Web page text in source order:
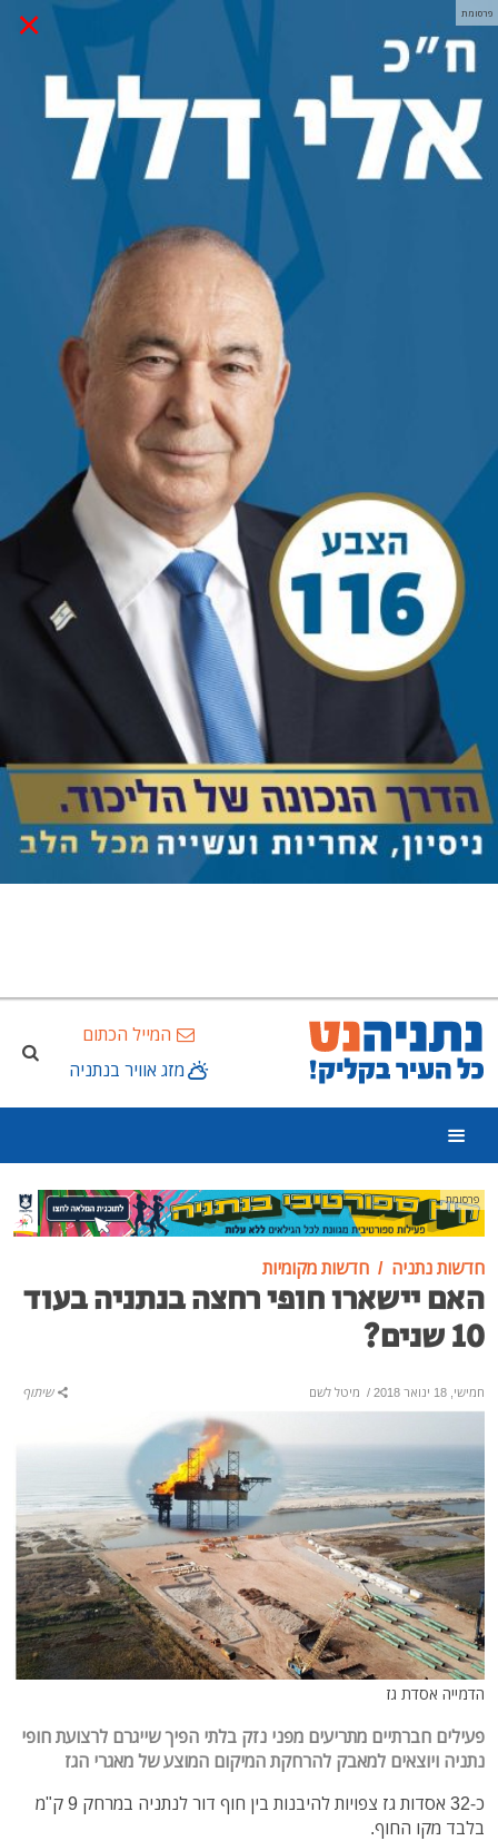
× פרסומת
המייל הכתום
מזג אוויר בנתניה
פרסומת
חדשות נתניה חדשות מקומיות
האם יישארו חופי רחצה בנתניה בעוד
10 שנים?
חמישי, 18 ינואר 2018 / מיטל לשם שיתוף
הדמייה אסדת גז
פעילים חברתיים מתריעים מפני נזק בלתי הפיך שייגרם לרצועת חופי
נתניה ויוצאים למאבק להרחקת המיקום המוצע של מאגרי הגז
כ-32 אסדות גז צפויות להיבנות בין חוף דור לנתניה במרחק 9 ק"מ
בלבד מקו החוף.